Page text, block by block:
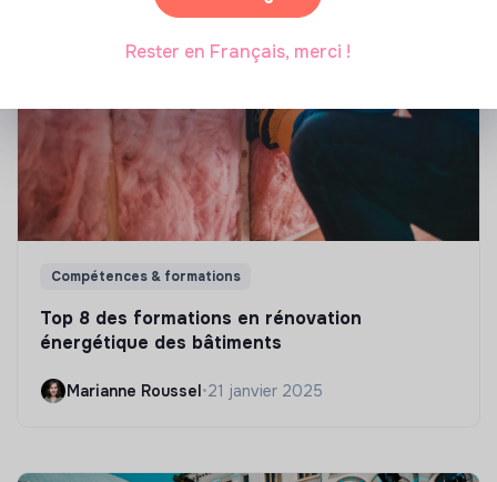
Compétences & formations
Top 8 des formations en rénovation
énergétique des bâtiments
Marianne Roussel•21 janvier 2025
Rester en Français, merci !